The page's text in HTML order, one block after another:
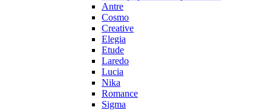
Antre
Cosmo
Creative
Elegia
Etude
Laredo
Lucia
Nika
Romance
Sigma